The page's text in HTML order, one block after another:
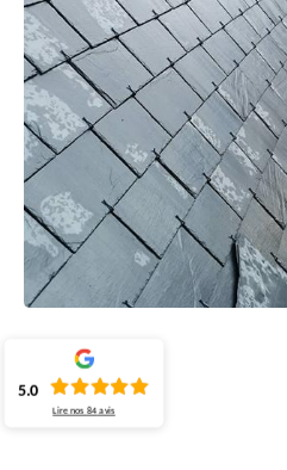
5.0
Lire nos84 avis